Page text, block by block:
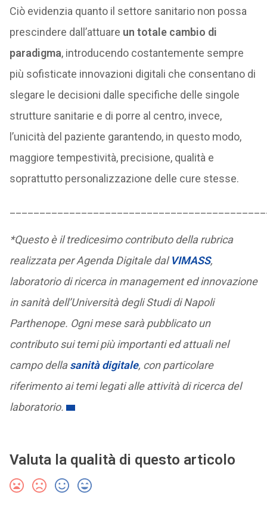
Ciò evidenzia quanto il settore sanitario non possa
prescindere dall’attuare un totale cambio di
paradigma, introducendo costantemente sempre
più sofisticate innovazioni digitali che consentano di
slegare le decisioni dalle specifiche delle singole
strutture sanitarie e di porre al centro, invece,
l’unicità del paziente garantendo, in questo modo,
maggiore tempestività, precisione, qualità e
soprattutto personalizzazione delle cure stesse.
*Questo è il tredicesimo contributo della rubrica
realizzata per Agenda Digitale dalVIMASS,
laboratorio di ricerca in management ed innovazione
in sanità dell’Università degli Studi di Napoli
Parthenope. Ogni mese sarà pubblicato un
contributo sui temi più importanti ed attuali nel
campo dellasanità digitale, con particolare
riferimento ai temi legati alle attività di ricerca del
laboratorio.
Valuta la qualità di questo articolo